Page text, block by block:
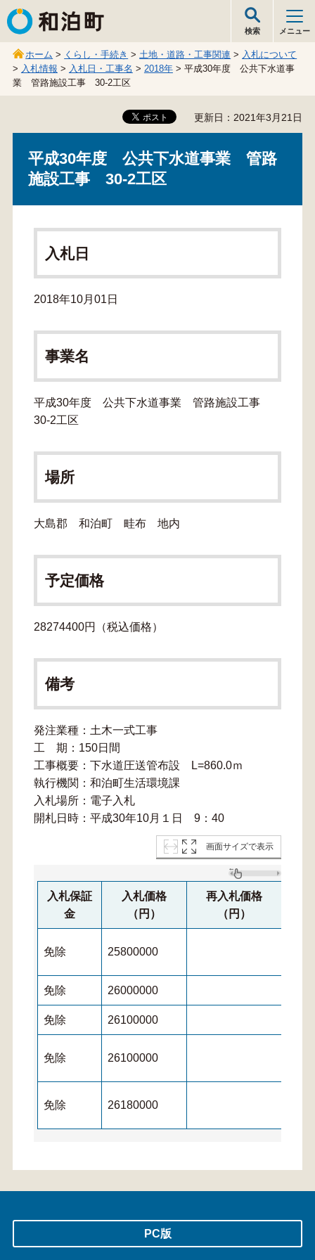
和泊町
検索 メニュー
ホーム > くらし・手続き >土地・道路・工事関連 > 入札について
> 入札情報 > 入札日・工事名 > 2018年> 平成30年度 公共下水道事
業 管路施設工事 30-2工区
更新日：2021年3月21日
平成30年度 公共下水道事業 管路
施設工事 30-2工区
入札日
2018年10月01日
事業名
平成30年度 公共下水道事業 管路施設工事
30-2工区
場所
大島郡 和泊町 畦布 地内
予定価格
28274400円（税込価格）
備考
発注業種：土木一式工事
工 期：150日間
工事概要：下水道圧送管布設 L=860.0ｍ
執行機関：和泊町生活環境課
入札場所：電子入札
開札日時：平成30年10月１日 9：40
画面サイズで表示
入札保証
金
入札価格
（円）
再入札価格
（円）
免除 25800000
免除 26000000
免除 26100000
免除 26100000
免除 26180000
PC版